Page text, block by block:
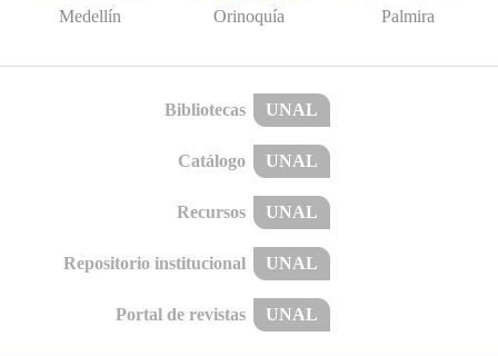
Medellín Orinoquía Palmira
Bibliotecas UNAL
Catálogo UNAL
Recursos UNAL
Repositorio institucional UNAL
Portal de revistas UNAL